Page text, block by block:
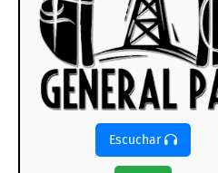
Escuchar